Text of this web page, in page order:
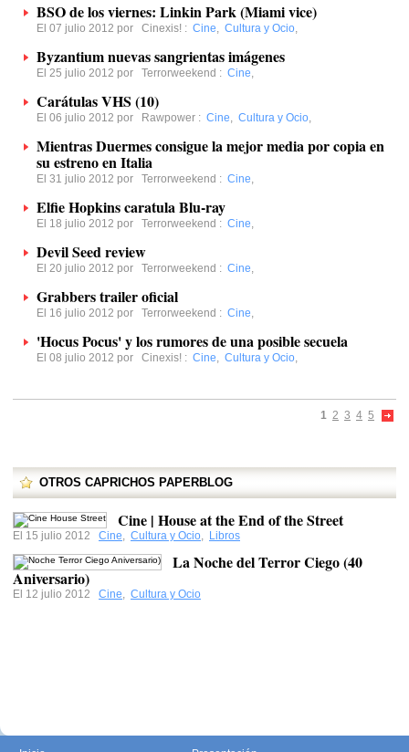
BSO de los viernes: Linkin Park (Miami vice)
El 07 julio 2012 por Cinexis! : Cine, Cultura y Ocio,
Byzantium nuevas sangrientas imágenes
El 25 julio 2012 por Terrorweekend : Cine,
Carátulas VHS (10)
El 06 julio 2012 por Rawpower : Cine, Cultura y Ocio,
Mientras Duermes consigue la mejor media por copia en
su estreno en Italia
El 31 julio 2012 por Terrorweekend : Cine,
Elfie Hopkins caratula Blu-ray
El 18 julio 2012 por Terrorweekend : Cine,
Devil Seed review
El 20 julio 2012 por Terrorweekend : Cine,
Grabbers trailer oficial
El 16 julio 2012 por Terrorweekend : Cine,
'Hocus Pocus' y los rumores de una posible secuela
El 08 julio 2012 por Cinexis! : Cine, Cultura y Ocio,
1 2 3 4 5
OTROS CAPRICHOS PAPERBLOG
Cine | House at the End of the Street
El 15 julio 2012 Cine, Cultura y Ocio, Libros
La Noche del Terror Ciego (40
Aniversario)
El 12 julio 2012 Cine, Cultura y Ocio